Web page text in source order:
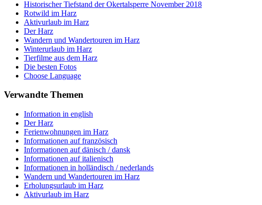
Historischer Tiefstand der Okertalsperre November 2018
Rotwild im Harz
Aktivurlaub im Harz
Der Harz
Wandern und Wandertouren im Harz
Winterurlaub im Harz
Tierfilme aus dem Harz
Die besten Fotos
Choose Language
Verwandte Themen
Information in english
Der Harz
Ferienwohnungen im Harz
Informationen auf französisch
Informationen auf dänisch / dansk
Informationen auf italienisch
Informationen in holländisch / nederlands
Wandern und Wandertouren im Harz
Erholungsurlaub im Harz
Aktivurlaub im Harz